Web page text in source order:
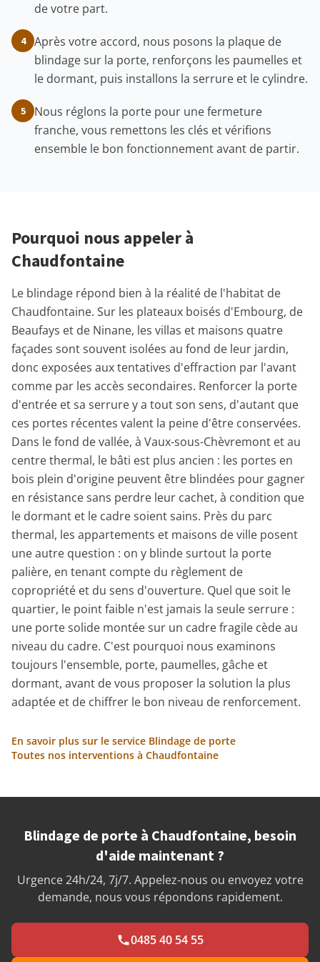
de votre part.
4
Après votre accord, nous posons la plaque de
blindage sur la porte, renforçons les paumelles et
le dormant, puis installons la serrure et le cylindre.
5
Nous réglons la porte pour une fermeture
franche, vous remettons les clés et vérifions
ensemble le bon fonctionnement avant de partir.
Pourquoi nous appeler à
Chaudfontaine
Le blindage répond bien à la réalité de l'habitat de
Chaudfontaine. Sur les plateaux boisés d'Embourg, de
Beaufays et de Ninane, les villas et maisons quatre
façades sont souvent isolées au fond de leur jardin,
donc exposées aux tentatives d'effraction par l'avant
comme par les accès secondaires. Renforcer la porte
d'entrée et sa serrure y a tout son sens, d'autant que
ces portes récentes valent la peine d'être conservées.
Dans le fond de vallée, à Vaux-sous-Chèvremont et au
centre thermal, le bâti est plus ancien : les portes en
bois plein d'origine peuvent être blindées pour gagner
en résistance sans perdre leur cachet, à condition que
le dormant et le cadre soient sains. Près du parc
thermal, les appartements et maisons de ville posent
une autre question : on y blinde surtout la porte
palière, en tenant compte du règlement de
copropriété et du sens d'ouverture. Quel que soit le
quartier, le point faible n'est jamais la seule serrure :
une porte solide montée sur un cadre fragile cède au
niveau du cadre. C'est pourquoi nous examinons
toujours l'ensemble, porte, paumelles, gâche et
dormant, avant de vous proposer la solution la plus
adaptée et de chiffrer le bon niveau de renforcement.
En savoir plus sur le service Blindage de porte
Toutes nos interventions à Chaudfontaine
Blindage de porte à Chaudfontaine, besoin
d'aide maintenant ?
Urgence 24h/24, 7j/7. Appelez-nous ou envoyez votre
demande, nous vous répondons rapidement.
0485 40 54 55